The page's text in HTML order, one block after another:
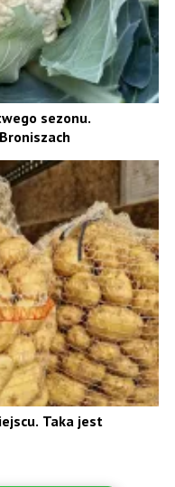
sezonu.
Taka jest